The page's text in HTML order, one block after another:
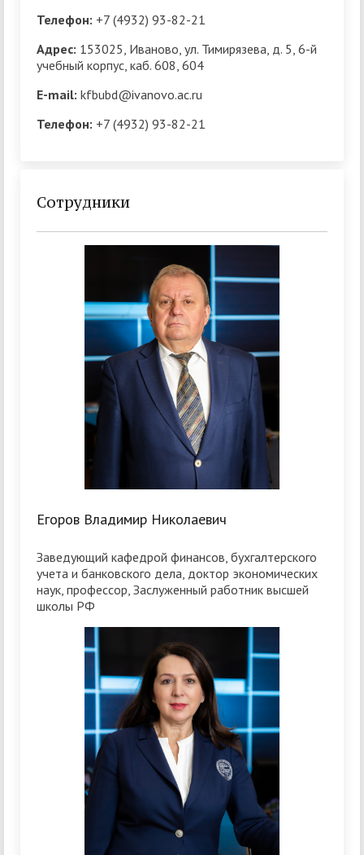
Телефон: +7 (4932) 93-82-21
Адрес: 153025, Иваново, ул. Тимирязева, д. 5, 6-й
учебный корпус, каб. 608, 604
E-mail: kfbubd@ivanovo.ac.ru
Телефон: +7 (4932) 93-82-21
Сотрудники
Егоров Владимир Николаевич
Заведующий кафедрой финансов, бухгалтерского
учета и банковского дела, доктор экономических
наук, профессор, Заслуженный работник высшей
школы РФ